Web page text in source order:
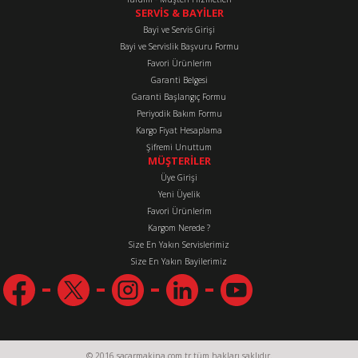
Gönder
SERVİS & BAYİLER
Bayi ve Servis Girişi
Bayi ve Servislik Başvuru Formu
Favori Ürünlerim
Garanti Belgesi
Garanti Başlangıç Formu
Periyodik Bakım Formu
Kargo Fiyat Hesaplama
Şifremi Unuttum
MÜŞTERİLER
Üye Girişi
Yeni Üyelik
Favori Ürünlerim
Kargom Nerede ?
Size En Yakın Servislerimiz
Size En Yakın Bayilerimiz
© 2016 sacarmakina.com.tr tüm hakları saklıdır.